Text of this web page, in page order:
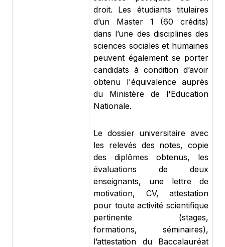
droit. Les étudiants titulaires
d’un Master 1 (60 crédits)
dans l’une des disciplines des
sciences sociales et humaines
peuvent également se porter
candidats à condition d’avoir
obtenu l'équivalence auprès
du Ministère de l'Education
Nationale.
Le dossier universitaire avec
les relevés des notes, copie
des diplômes obtenus, les
évaluations de deux
enseignants, une lettre de
motivation, CV, attestation
pour toute activité scientifique
pertinente (stages,
formations, séminaires),
l’attestation du Baccalauréat